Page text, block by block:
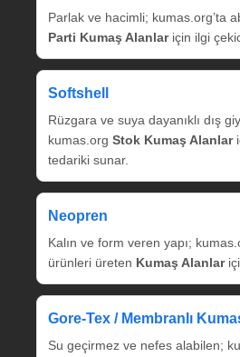
Parlak ve hacimli; kumas.org’ta
Parti Kumaş Alanlariçin ilgi
Softshell
Rüzgara ve suya dayanıklı dış
kumas.org Stok Kumaş Alanlar
tedariki sunar.
Neopren
Kalın ve form veren yapı;
ürünleri üreten Kumaş Alanlar
Gore‑Tex / Membranlı
Su geçirmez ve nefes alabilen;